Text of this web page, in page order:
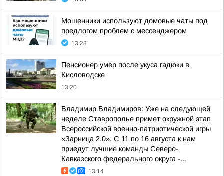
Мошенники используют домовые чаты под
предлогом проблем с мессенджером
13:28
Пенсионер умер после укуса гадюки в
Кисловодске
13:20
Владимир Владимиров: Уже на следующей
неделе Ставрополье примет окружной этап
Всероссийской военно-патриотической игры
«Зарница 2.0». С 11 по 16 августа к нам
приедут лучшие команды Северо-
Кавказского федерального округа -...
13:14